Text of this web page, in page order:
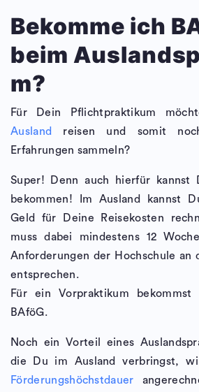
Bekomme ich
beim
m?
Für Dein Pflichtpraktikum
Ausland
reisen und somit
Erfahrungen sammeln?
Super! Denn auch hierfür kannst
bekommen! Im Ausland kannst
Geld für Deine Reisekosten
muss dabei mindestens 12
Anforderungen der Hochschule an
entsprechen.
Für ein Vorpraktikum
BAföG.
Noch ein Vorteil eines
die Du im Ausland verbringst,
Förderungshöchstdauer